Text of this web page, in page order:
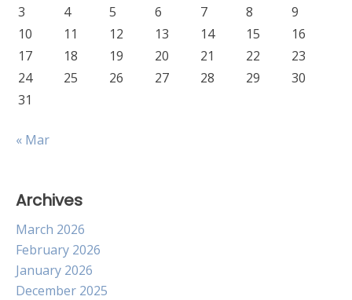
3
4 5 6 7 8
9
10
11 12 13 14 15
16
17
18 19 20 21 22
23
24
25 26 27 28 29
30
31
« Mar
Archives
March 2026
February 2026
January 2026
December 2025